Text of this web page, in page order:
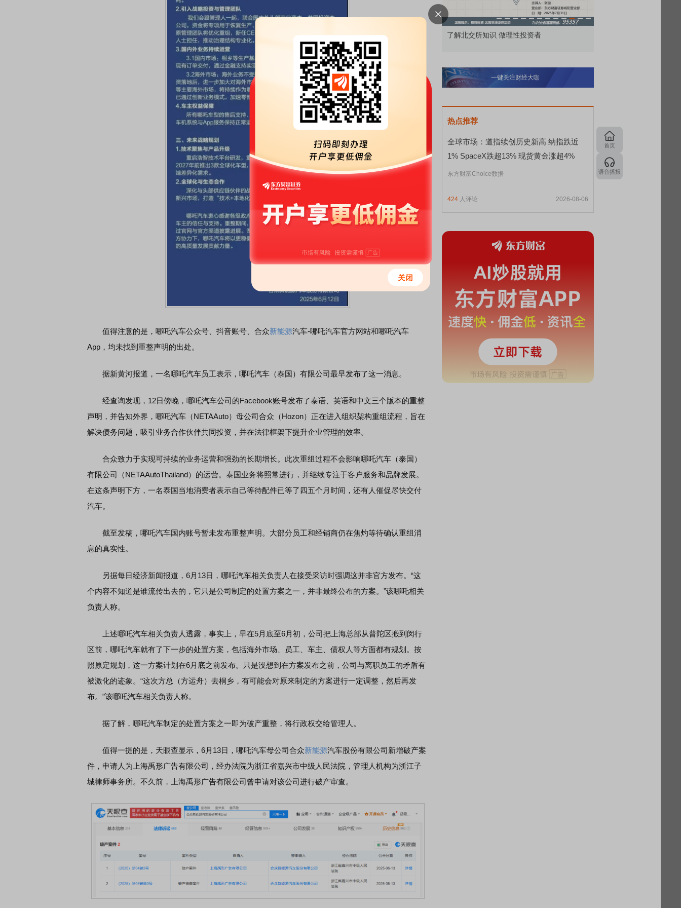
值得注意的是，哪吒汽车公众号、抖音账号、合众新能源汽车-哪吒汽车官方网站和哪吒汽车
App，均未找到重整声明的出处。
据新黄河报道，一名哪吒汽车员工表示，哪吒汽车（泰国）有限公司最早发布了这一消息。
经查询发现，12日傍晚，哪吒汽车公司的Facebook账号发布了泰语、英语和中文三个版本的重整
声明，并告知外界，哪吒汽车（NETAAuto）母公司合众（Hozon）正在进入组织架构重组流程，旨在
解决债务问题，吸引业务合作伙伴共同投资，并在法律框架下提升企业管理的效率。
合众致力于实现可持续的业务运营和强劲的长期增长。此次重组过程不会影响哪吒汽车（泰国）
有限公司（NETAAutoThailand）的运营。泰国业务将照常进行，并继续专注于客户服务和品牌发展。
在这条声明下方，一名泰国当地消费者表示自己等待配件已等了四五个月时间，还有人催促尽快交付
汽车。
截至发稿，哪吒汽车国内账号暂未发布重整声明。大部分员工和经销商仍在焦灼等待确认重组消
息的真实性。
另据每日经济新闻报道，6月13日，哪吒汽车相关负责人在接受采访时强调这并非官方发布。“这
个内容不知道是谁流传出去的，它只是公司制定的处置方案之一，并非最终公布的方案。”该哪吒相关
负责人称。
上述哪吒汽车相关负责人透露，事实上，早在5月底至6月初，公司把上海总部从普陀区搬到闵行
区前，哪吒汽车就有了下一步的处置方案，包括海外市场、员工、车主、债权人等方面都有规划。按
照原定规划，这一方案计划在6月底之前发布。只是没想到在方案发布之前，公司与离职员工的矛盾有
被激化的迹象。“这次方总（方运舟）去桐乡，有可能会对原来制定的方案进行一定调整，然后再发
布。”该哪吒汽车相关负责人称。
据了解，哪吒汽车制定的处置方案之一即为破产重整，将行政权交给管理人。
值得一提的是，天眼查显示，6月13日，哪吒汽车母公司合众新能源汽车股份有限公司新增破产案
件，申请人为上海禹形广告有限公司，经办法院为浙江省嘉兴市中级人民法院，管理人机构为浙江子
城律师事务所。不久前，上海禹形广告有限公司曾申请对该公司进行破产审查。
债券知识通识：从基础认知到特色品种 了解北交所知识 做理性投资者 市价委托那么多种，究竟怎么用？
一键关注财经大咖
热点推荐
全球市场：道指续创历史新高 纳指跌近
1% SpaceX跌超13% 现货黄金涨超4%
东方财富Choice数据
424 人评论 2026-08-06
首页
语音播报